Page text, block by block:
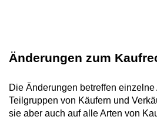
Änderungen zum
Die Änderungen betreffen einzelne
Teilgruppen von Käufern und
sie aber auch auf alle Arten von